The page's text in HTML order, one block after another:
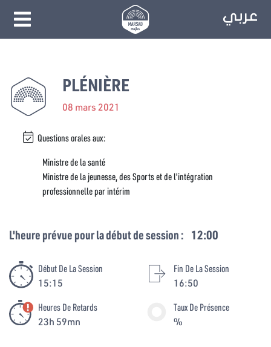
PLÉNIÈRE
08 mars 2021
Questions orales aux:
Ministre de la santé
Ministre de la jeunesse, des Sports et de l'intégration
professionnelle par intérim
L'heure prévue pour la début de session : 12:00
Début De La Session
15:15
Fin De La Session
16:50
Heures De Retards
23h 59mn
Taux De Présence
%